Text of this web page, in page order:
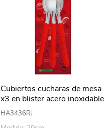
Cubiertos cucharas de mesa
x3 en blister acero inoxidable
ROJO, ELEGANCE
MARTINAZZO
HA3436RJ